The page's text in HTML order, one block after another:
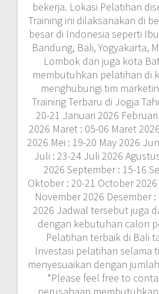
bekerja. Lokasi Pelatihan
Training ini dilaksanakan di
besar di Indonesia seperti
Bandung, Bali, Yogyakarta,
Lombok dan juga kota
membutuhkan pelatihan di
menghubungi tim
Training Terbaru di Jogja
20-21 Januari 2026
2026 Maret : 05-06 Maret
2026 Mei : 19-20 May 2026
Juli : 23-24 Juli 2026
2026 September : 15-16
Oktober : 20-21 October
November 2026 Desember
2026 Jadwal tersebut juga
dengan kebutuhan calon
Pelatihan terbaik di Bali
Investasi pelatihan selama
menyesuaikan dengan
*Please feel free to